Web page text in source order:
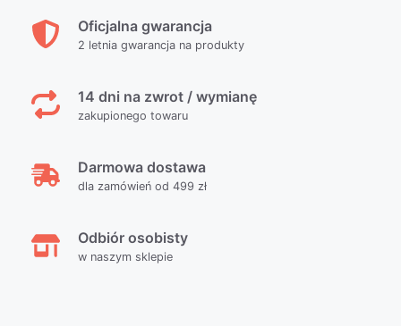
Oficjalna gwarancja
2 letnia gwarancja na produkty
14 dni na zwrot / wymianę
zakupionego towaru
Darmowa dostawa
dla zamówień od 499 zł
Odbiór osobisty
w naszym sklepie